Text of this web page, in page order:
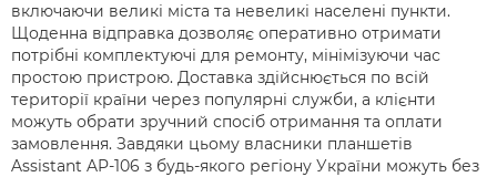
включаючи великі міста та невеликі населені пункти.
Щоденна відправка дозволяє оперативно отримати
потрібні комплектуючі для ремонту, мінімізуючи час
простою пристрою. Доставка здійснюється по всій
території країни через популярні служби, а клієнти
можуть обрати зручний спосіб отримання та оплати
замовлення. Завдяки цьому власники планшетів
Assistant AP-106 з будь-якого регіону України можуть без